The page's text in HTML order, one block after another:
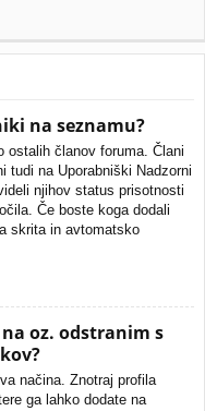
na seznamu?
ostalih članov foruma. Člani
tudi na Uporabniški Nadzorni
njihov status prisotnosti
Če boste koga dodali
skrita in avtomatsko
oz. odstranim s
načina. Znotraj profila
ga lahko dodate na